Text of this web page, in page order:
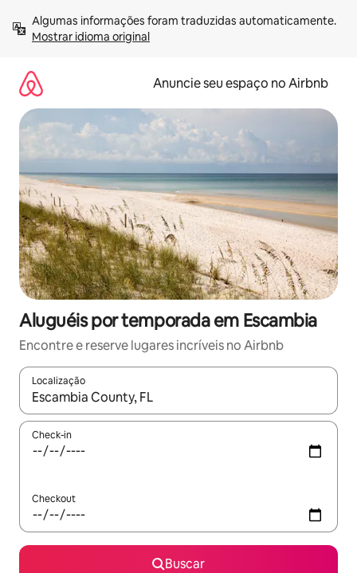
para
Mostrar idioma original
Anuncie seu espaço no Airbnb
Aluguéis por temporada em Escambia
Encontre e reserve lugares incríveis no Airbnb
Localização
Quando os resultados estiverem disponíveis, explore-os
Check-in
Checkout
Buscar